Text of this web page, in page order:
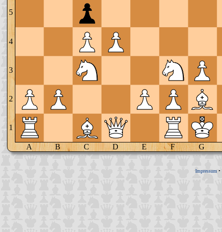
5
4
3
2
1
A B C D E F G
Impressum •